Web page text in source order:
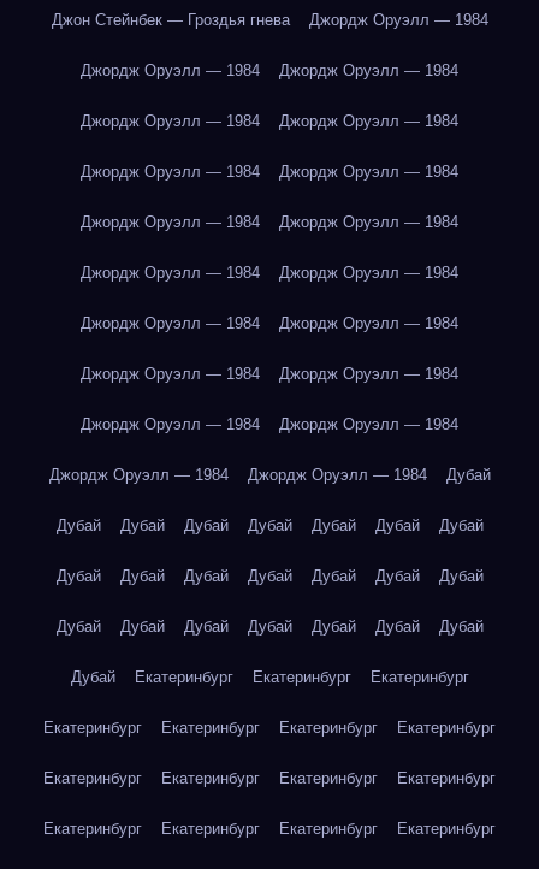
Джон Стейнбек — Гроздья гнева Джордж Оруэлл — 1984
Джордж Оруэлл — 1984 Джордж Оруэлл — 1984
Джордж Оруэлл — 1984 Джордж Оруэлл — 1984
Джордж Оруэлл — 1984 Джордж Оруэлл — 1984
Джордж Оруэлл — 1984 Джордж Оруэлл — 1984
Джордж Оруэлл — 1984 Джордж Оруэлл — 1984
Джордж Оруэлл — 1984 Джордж Оруэлл — 1984
Джордж Оруэлл — 1984 Джордж Оруэлл — 1984
Джордж Оруэлл — 1984 Джордж Оруэлл — 1984
Джордж Оруэлл — 1984 Джордж Оруэлл — 1984 Дубай
Дубай Дубай Дубай Дубай Дубай Дубай Дубай
Дубай Дубай Дубай Дубай Дубай Дубай Дубай
Дубай Дубай Дубай Дубай Дубай Дубай Дубай
Дубай Екатеринбург Екатеринбург Екатеринбург
Екатеринбург Екатеринбург Екатеринбург Екатеринбург
Екатеринбург Екатеринбург Екатеринбург Екатеринбург
Екатеринбург Екатеринбург Екатеринбург Екатеринбург